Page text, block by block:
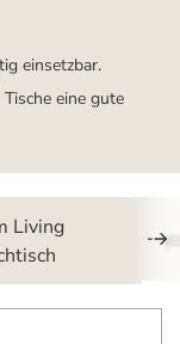
einsetzbar.
eine gute
Living